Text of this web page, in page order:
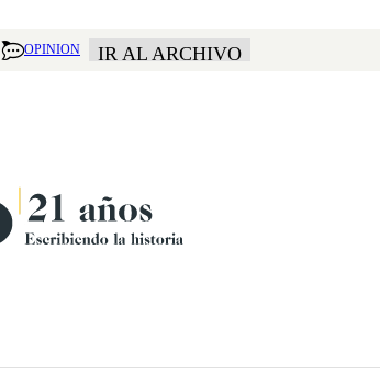
OPINION IR AL ARCHIVO